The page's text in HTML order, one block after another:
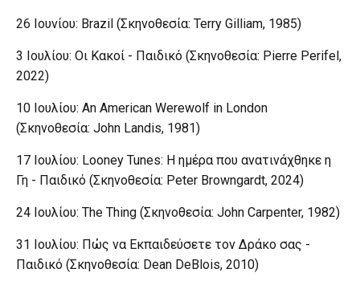
26 Ιουνίου: Brazil (Σκηνοθεσία: Terry Gilliam, 1985)
3 Ιουλίου: Οι Κακοί - Παιδικό (Σκηνοθεσία: Pierre Perifel,
2022)
10 Ιουλίου: An American Werewolf in London
(Σκηνοθεσία: John Landis, 1981)
17 Ιουλίου: Looney Tunes: Η ημέρα που ανατινάχθηκε η
Γη - Παιδικό (Σκηνοθεσία: Peter Browngardt, 2024)
24 Ιουλίου: The Thing (Σκηνοθεσία: John Carpenter, 1982)
31 Ιουλίου: Πώς να Εκπαιδεύσετε τον Δράκο σας -
Παιδικό (Σκηνοθεσία: Dean DeBlois, 2010)